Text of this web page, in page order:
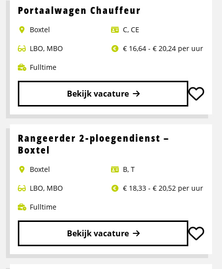
Portaalwagen Chauffeur
Boxtel C, CE
LBO, MBO
€ 16,64 - € 20,24 per uur
Fulltime
Bekijk vacature
Lees
over
Portaalwagen
Rangeerder 2-ploegendienst –
Boxtel
Boxtel B, T
LBO, MBO
€ 18,33 - € 20,52 per uur
Fulltime
Bekijk vacature
Lees